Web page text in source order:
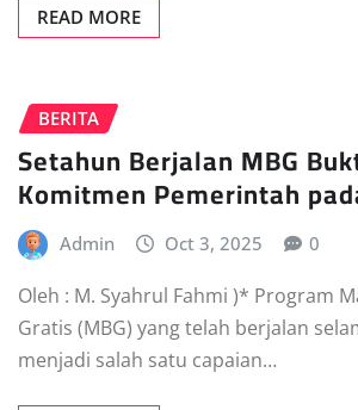
READ MORE
BERITA
Setahun Berjalan MBG
Komitmen Pemerintah
Admin Oct 3, 2025 0
Oleh : M. Syahrul Fahmi )* Program
Gratis (MBG) yang telah berjalan
menjadi salah satu capaian…